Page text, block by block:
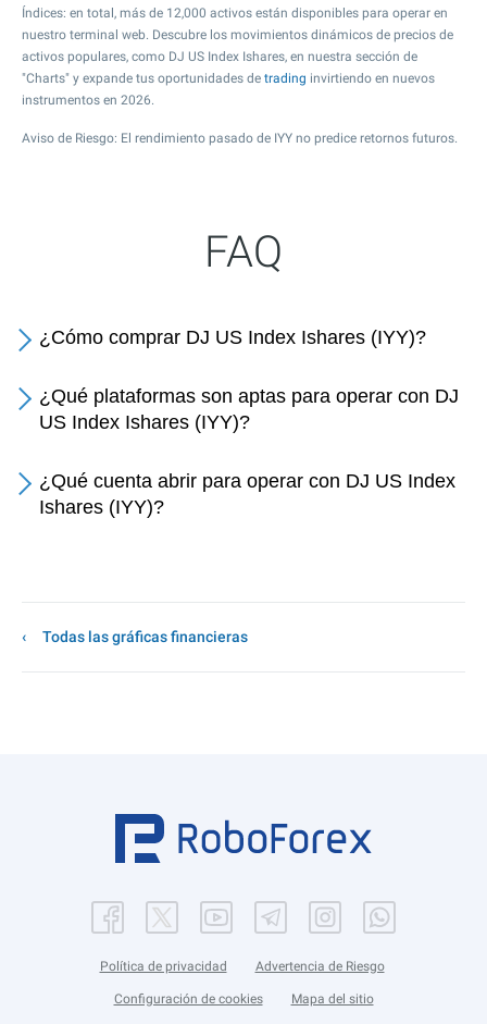
Índices: en total, más de 12,000 activos están disponibles para operar en
nuestro terminal web. Descubre los movimientos dinámicos de precios de
activos populares, como DJ US Index Ishares, en nuestra sección de
"Charts" y expande tus oportunidades de trading invirtiendo en nuevos
instrumentos en 2026.
Aviso de Riesgo: El rendimiento pasado de IYY no predice retornos futuros.
FAQ
¿Cómo comprar DJ US Index Ishares (IYY)?
¿Qué plataformas son aptas para operar con DJ
US Index Ishares (IYY)?
¿Qué cuenta abrir para operar con DJ US Index
Ishares (IYY)?
Todas las gráficas financieras
Política de privacidad Advertencia de Riesgo
Configuración de cookies Mapa del sitio